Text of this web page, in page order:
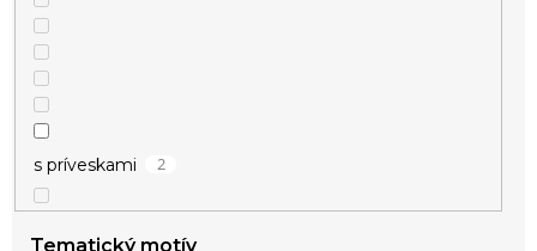
s príveskami 2
Tematický motív